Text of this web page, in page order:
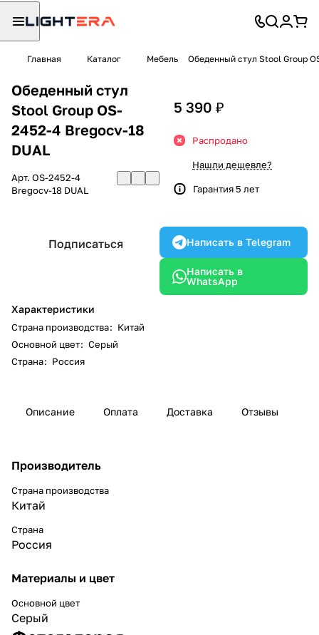
Главная Каталог Мебель Обеденный стул Stool Group
Обеденный стул
Stool Group OS-
2452-4 Bregocv-18
DUAL
Арт. OS-2452-4
Bregocv-18 DUAL
Подписаться
Характеристики
Страна производства: Китай
Основной цвет: Серый
Страна: Россия
5 390 ₽
Распродано
Нашли дешевле?
Гарантия 5 лет
Написать в Telegram
Написать в
WhatsApp
Описание Оплата Доставка Отзывы
Производитель
Страна производства
Китай
Страна
Россия
Материалы и цвет
Основной цвет
Серый